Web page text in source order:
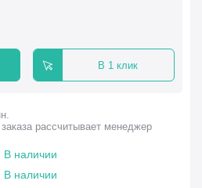
В 1 клик
рассчитывает менеджер
В наличии
В наличии